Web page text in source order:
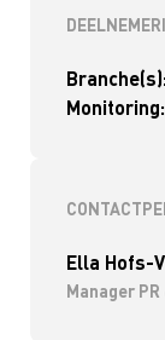
Branche(s):
Monitoring:
Ella Hofs-
Manager